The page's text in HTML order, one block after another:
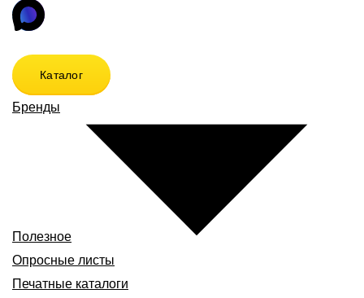
Каталог
Бренды
Полезное
Опросные листы
Печатные каталоги